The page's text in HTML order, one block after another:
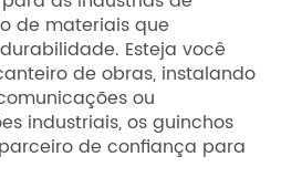
de materiais que
Esteja você
de obras, instalando
ou
industriais, os guinchos
de confiança para